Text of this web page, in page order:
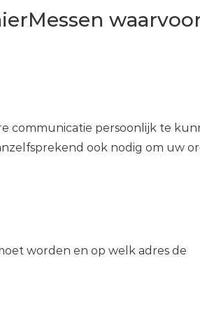
communicatie persoonlijk te
ook nodig om uw
worden en op welk adres de